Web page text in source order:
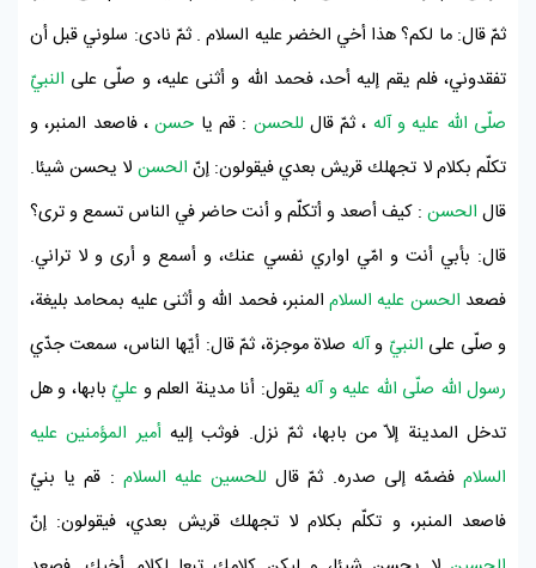
ثمّ قال: ما لكم؟ هذا أخي الخضر عليه السلام. ثمّ نادى: سلوني قبل أن
تفقدوني، فلم يقم إليه أحد، فحمد اللّه و أثنى عليه، و صلّى على النبيّ
صلّى اللّه عليه و آله ، ثمّ قال للحسن : قم يا حسن، فاصعد المنبر، و
تكلّم بكلام لا تجهلكقريشبعدي فيقولون: إنّ الحسن لا يحسن شيئا.
قال الحسن : كيف أصعد و أتكلّم و أنت حاضر في الناس تسمع و ترى؟
قال: بأبي أنت و امّي اواري نفسي عنك، و أسمع و أرى و لا تراني.
فصعد الحسن عليه السلامالمنبر، فحمد اللّه و أثنى عليه بمحامد بليغة،
و صلّى على النبيّ وآله صلاة موجزة، ثمّ قال: أيّها الناس، سمعت جدّي
رسول اللّه صلّى اللّه عليه و آلهيقول: أنا مدينة العلم و عليّ بابها، و هل
تدخل المدينة إلاّ من بابها، ثمّ نزل. فوثب إليهأمير المؤمنين عليه
السلامفضمّه إلى صدره. ثمّ قال للحسين عليه السلام : قم يا بنيّ
فاصعد المنبر، و تكلّم بكلام لا تجهلكقريش بعدي، فيقولون: إنّ